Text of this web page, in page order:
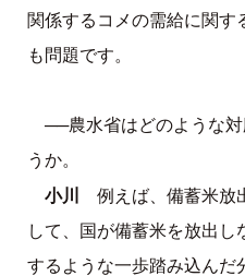
関係するコメの需給に関す
も問題です。
──農水省はどのような
うか。
小川
例えば、備蓄米放
して、国が備蓄米を放出
するような一歩踏み込んだ